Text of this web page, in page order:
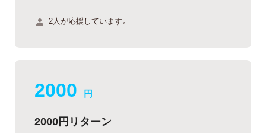
2人が応援しています。
2000 円
2000円リターン